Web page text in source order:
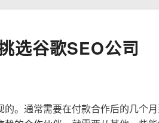
选谷歌SEO公司
。通常需要在付款合作后的几个